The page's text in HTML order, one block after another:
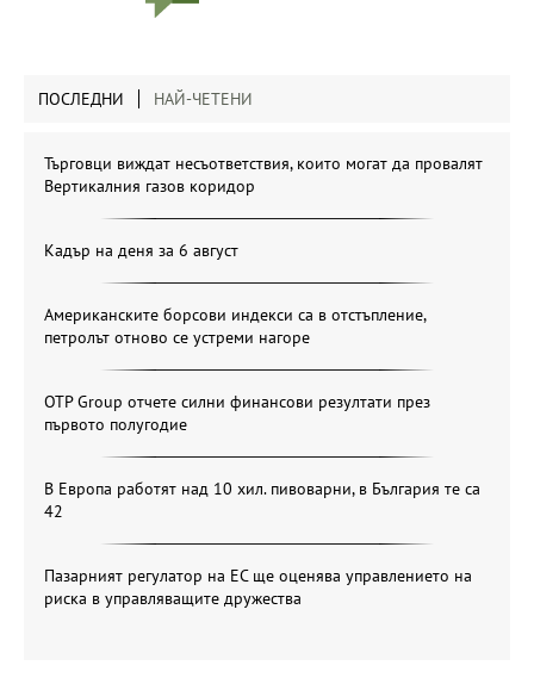
ПОСЛЕДНИ НАЙ-ЧЕТЕНИ
Търговци виждат несъответствия, които могат да провалят
Вертикалния газов коридор
Кадър на деня за 6 август
Американските борсови индекси са в отстъпление,
петролът отново се устреми нагоре
OTP Group отчете силни финансови резултати през
първото полугодие
В Европа работят над 10 хил. пивоварни, в България те са
42
Пазарният регулатор на ЕС ще оценява управлението на
риска в управляващите дружества